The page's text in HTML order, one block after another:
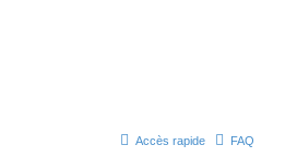
Accès rapide FAQ